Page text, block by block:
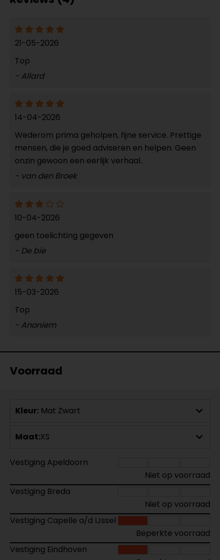
21-05-2026
Top
- Allard
14-04-2026
Wederom prima geholpen, fijne service. Prettige
mensen, die je goed adviseren en helpen. Geen
onzin gewoon een eerlijk verhaal..
- van den Broek
10-04-2026
geen toelichting gegeven
- De bie
15-03-2026
Top
- Anoniem
Voorraad
Kleur: Mat Zwart
Maat:XS
Vestiging Apeldoorn
Niet op voorraad
Vestiging Breda
Niet op voorraad
Vestiging Capelle a/d IJssel
Beperkte voorraad
Vestiging Eindhoven